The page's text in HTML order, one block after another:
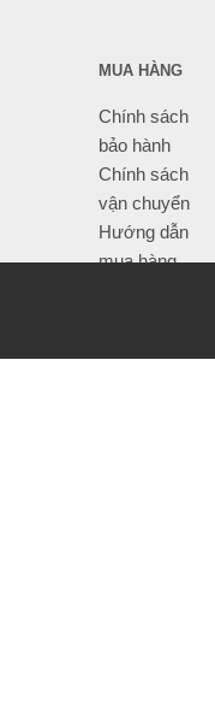
MUA HÀNG
Chính sách
bảo hành
Chính sách
vận chuyển
Hướng dẫn
mua hàng